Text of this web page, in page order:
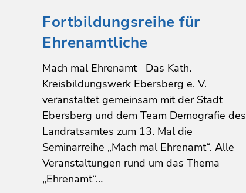
Fortbildungsreihe für
Ehrenamtliche
Mach mal Ehrenamt Das Kath.
Kreisbildungswerk Ebersberg e. V.
veranstaltet gemeinsam mit der Stadt
Ebersberg und dem Team Demografie des
Landratsamtes zum 13. Mal die
Seminarreihe „Mach mal Ehrenamt“. Alle
Veranstaltungen rund um das Thema
„Ehrenamt“…